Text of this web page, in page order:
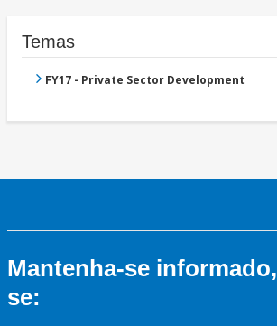
Temas
FY17 - Private Sector Development
Mantenha-se
se: